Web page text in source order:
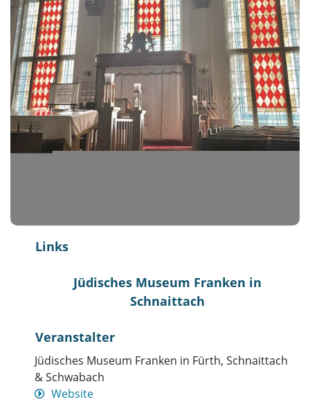
Links
Jüdisches Museum Franken in
Schnaittach
Veranstalter
Jüdisches Museum Franken in Fürth, Schnaittach
& Schwabach
Website